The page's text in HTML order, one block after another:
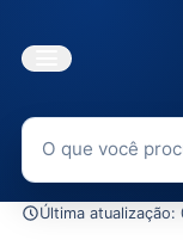
Buscar no Portal
Última